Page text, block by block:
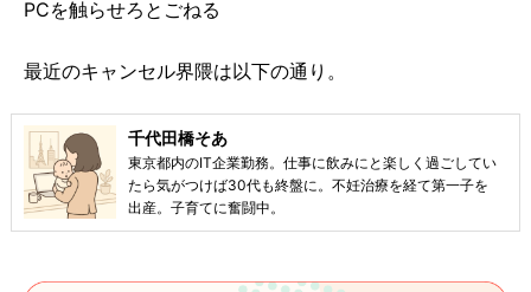
PCを触らせろとごねる
最近のキャンセル界隈は以下の通り。
千代田橋そあ
東京都内のIT企業勤務。仕事に飲みにと楽しく過ごしてい
たら気がつけば30代も終盤に。不妊治療を経て第一子を
出産。子育てに奮闘中。